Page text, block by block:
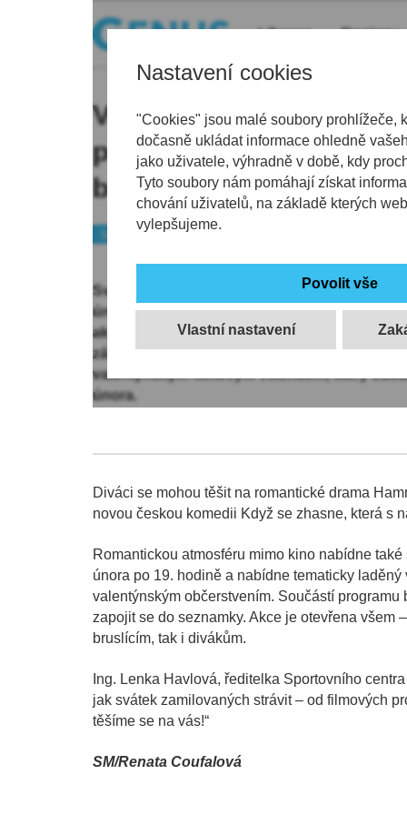
Nastavení cookies
"Cookies" jsou malé soubory prohlížeče,
dočasně ukládat informace ohledně
jako uživatele, výhradně v době, kdy
Tyto soubory nám pomáhají získat
chování uživatelů, na základě kterých
vylepšujeme.
Vlastní nastavení
Liberec Regiony
Valentýn v Semilech:
připojí filmovým
bruslení plné romantiky
Semilsko Tip
Svátek svatého Valentýna, který se po celém
února, připomene v Semilech pestrá
akcí. Místní organizace připravily programy,
zábavu i společná setkání. Kino Jitřenka se
valentýnským filmovým víkendem, který
února.
Diváci se mohou těšit na romantické drama
novou českou komedii Když se zhasne, která s
Romantickou atmosféru mimo kino nabídne
února po 19. hodině a nabídne tematicky
valentýnským občerstvením. Součástí
zapojit se do seznamky. Akce je otevřena všem
bruslícím, tak i divákům.
Ing. Lenka Havlová, ředitelka Sportovního
jak svátek zamilovaných strávit – od filmových
těšíme se na vás!“
SM/Renata Coufalová